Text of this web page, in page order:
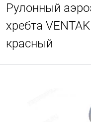
Рулонный
хребта
красный